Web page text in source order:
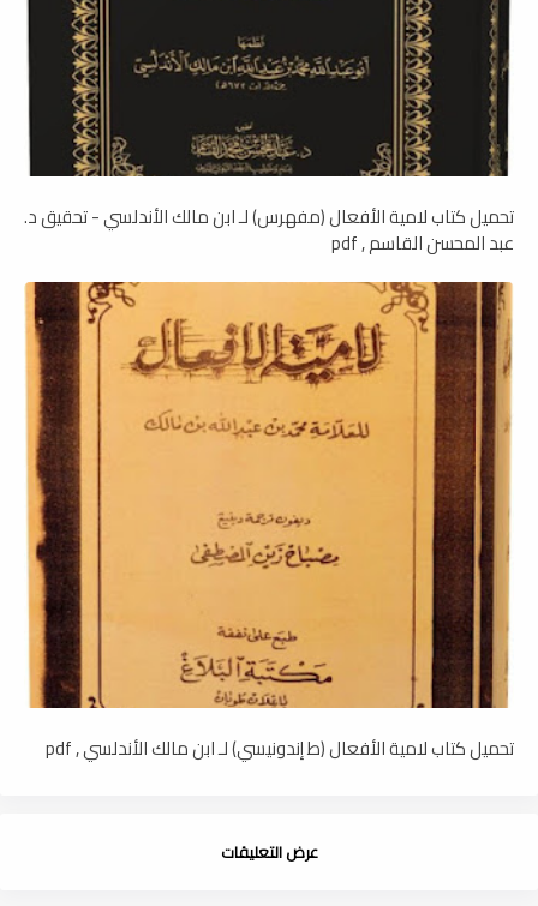
تحميل كتاب لامية الأفعال (مفهرس) لـ ابن مالك الأندلسي - تحقيق د.
عبد المحسن القاسم , pdf
تحميل كتاب لامية الأفعال (ط إندونيسي) لـ ابن مالك الأندلسي , pdf
عرض التعليقات